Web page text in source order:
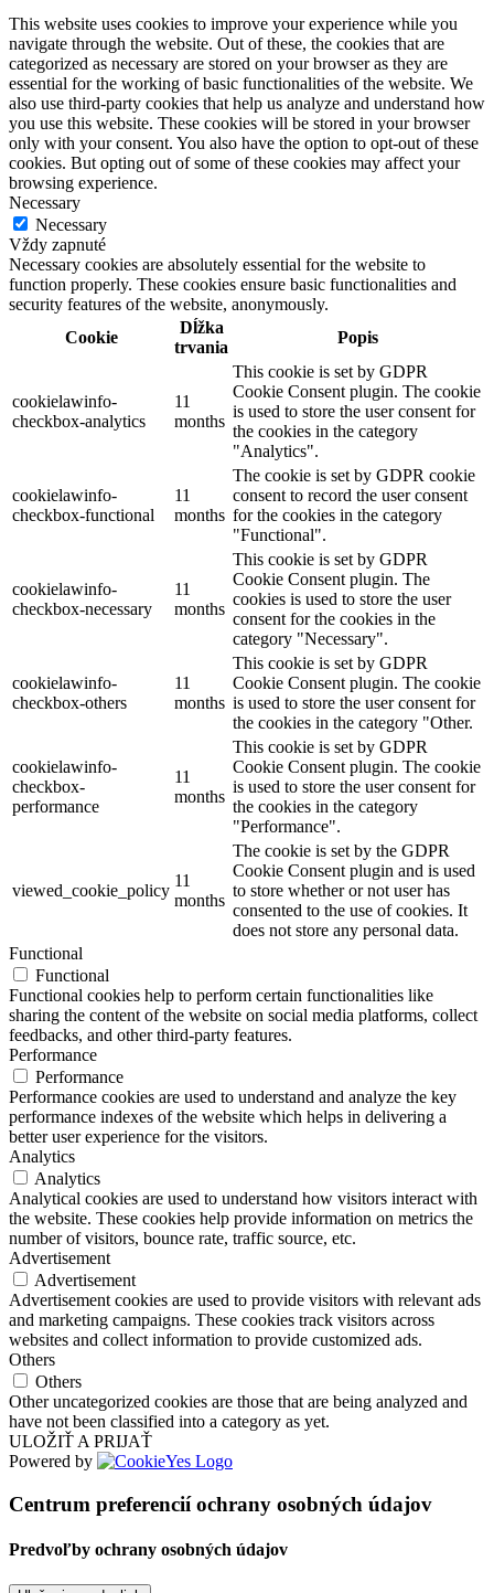
This website uses cookies to improve your experience while you
navigate through the website. Out of these, the cookies that are
categorized as necessary are stored on your browser as they are
essential for the working of basic functionalities of the website. We
also use third-party cookies that help us analyze and understand how
you use this website. These cookies will be stored in your browser
only with your consent. You also have the option to opt-out of these
cookies. But opting out of some of these cookies may affect your
browsing experience.
Necessary
Necessary
Vždy zapnuté
Necessary cookies are absolutely essential for the website to
function properly. These cookies ensure basic functionalities and
security features of the website, anonymously.
Cookie
Dĺžka
trvania
Popis
cookielawinfo-
checkbox-analytics
11
months
This cookie is set by GDPR
Cookie Consent plugin. The cookie
is used to store the user consent for
the cookies in the category
"Analytics".
cookielawinfo-
checkbox-functional
11
months
The cookie is set by GDPR cookie
consent to record the user consent
for the cookies in the category
"Functional".
cookielawinfo-
checkbox-necessary
11
months
This cookie is set by GDPR
Cookie Consent plugin. The
cookies is used to store the user
consent for the cookies in the
category "Necessary".
cookielawinfo-
checkbox-others
11
months
This cookie is set by GDPR
Cookie Consent plugin. The cookie
is used to store the user consent for
the cookies in the category "Other.
cookielawinfo-
checkbox-
performance
11
months
This cookie is set by GDPR
Cookie Consent plugin. The cookie
is used to store the user consent for
the cookies in the category
"Performance".
viewed_cookie_policy
11
months
The cookie is set by the GDPR
Cookie Consent plugin and is used
to store whether or not user has
consented to the use of cookies. It
does not store any personal data.
Functional
Functional
Functional cookies help to perform certain functionalities like
sharing the content of the website on social media platforms, collect
feedbacks, and other third-party features.
Performance
Performance
Performance cookies are used to understand and analyze the key
performance indexes of the website which helps in delivering a
better user experience for the visitors.
Analytics
Analytics
Analytical cookies are used to understand how visitors interact with
the website. These cookies help provide information on metrics the
number of visitors, bounce rate, traffic source, etc.
Advertisement
Advertisement
Advertisement cookies are used to provide visitors with relevant ads
and marketing campaigns. These cookies track visitors across
websites and collect information to provide customized ads.
Others
Others
Other uncategorized cookies are those that are being analyzed and
have not been classified into a category as yet.
ULOŽIŤ A PRIJAŤ
Powered by
Centrum preferencií ochrany osobných údajov
Predvoľby ochrany osobných údajov